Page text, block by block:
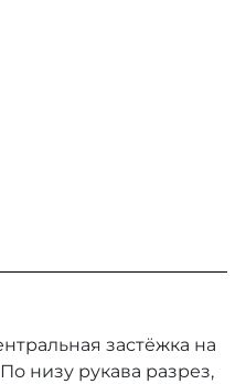
застёжка на
низу рукава разрез,